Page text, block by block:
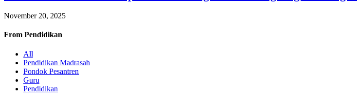
November 20, 2025
From Pendidikan
All
Pendidikan Madrasah
Pondok Pesantren
Guru
Pendidikan